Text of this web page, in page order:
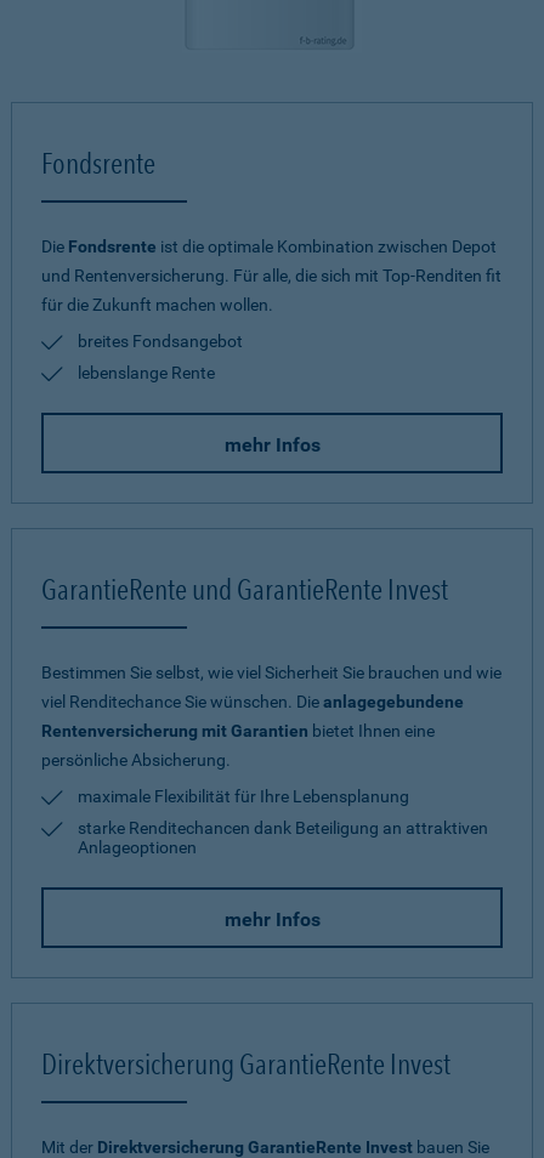
Fondsrente
Die Fondsrente ist die optimale Kombination zwischen Depot
und Rentenversicherung. Für alle, die sich mit Top-Renditen fit
für die Zukunft machen wollen.
breites Fondsangebot
lebenslange Rente
mehr Infos
GarantieRente und GarantieRente Invest
Bestimmen Sie selbst, wie viel Sicherheit Sie brauchen und wie
viel Renditechance Sie wünschen. Dieanlagegebundene
Rentenversicherung mit Garantien bietet Ihnen eine
persönliche Absicherung.
maximale Flexibilität für Ihre Lebensplanung
starke Renditechancen dank Beteiligung an attraktiven
Anlageoptionen
mehr Infos
Direktversicherung GarantieRente Invest
Mit der Direktversicherung GarantieRente Invest bauen Sie